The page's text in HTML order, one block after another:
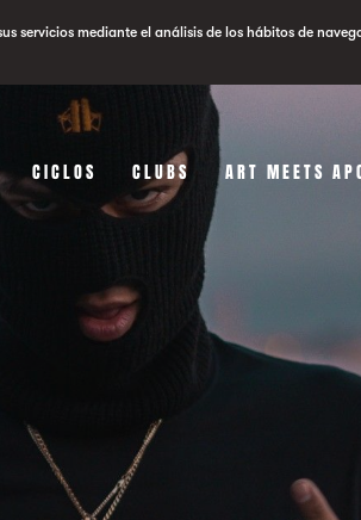
servicios mediante el análisis de los hábitos de
CICLOS CLUBS ART MEETS